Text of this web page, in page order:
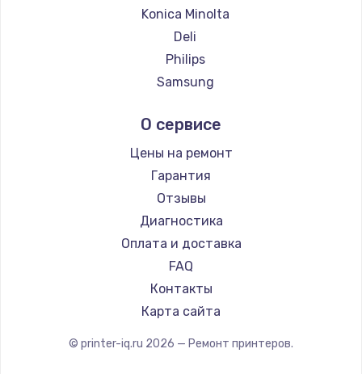
Konica Minolta
Deli
Philips
Samsung
Lexmark
Sharp
TSC
Fujitsu
Godex
О сервисе
Цены на ремонт
Гарантия
Отзывы
Диагностика
Оплата и доставка
FAQ
Контакты
Карта сайта
© printer-iq.ru 2026 — Ремонт принтеров.